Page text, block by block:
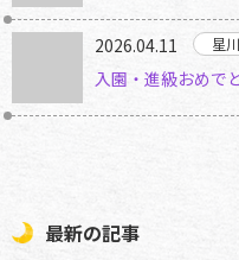
2026.04.11
入園・進級おめで
最新の記事